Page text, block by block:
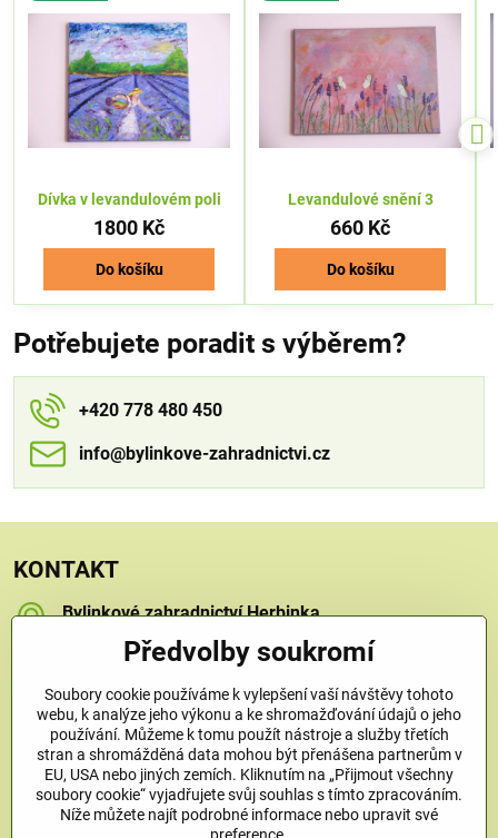
Dívka v levandulovém poli
1800 Kč
Do košíku
Levandulové snění 3
660 Kč
Do košíku
Potřebujete poradit s výběrem?
+420 778 480 450
info​​@bylinkove-zahradnictvi​​.cz
KONTAKT
Bylinkové zahradnictví Herbinka
Na Křečku 346
+420 778 480 450
info​@bylinkove-zahradnictvi​.cz
Co u nás najdete
Předvolby soukromí
Soubory cookie používáme k vylepšení vaší návštěvy tohoto
webu, k analýze jeho výkonu a ke shromažďování údajů o jeho
používání. Můžeme k tomu použít nástroje a služby třetích
stran a shromážděná data mohou být přenášena partnerům v
EU, USA nebo jiných zemích. Kliknutím na „Přijmout všechny
soubory cookie“ vyjadřujete svůj souhlas s tímto zpracováním.
Níže můžete najít podrobné informace nebo upravit své